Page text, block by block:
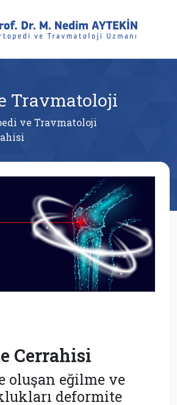
Travmatoloji
ve Travmatoloji
Cerrahisi
oluşan eğilme ve
deformite